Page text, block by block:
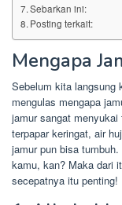
Sebarkan ini:
Posting terkait:
Mengapa
Sebelum kita langsung
mengulas mengapa
jamur sangat
terpapar keringat, air
jamur pun bisa
kamu, kan? Maka dari
secepatnya itu penting!